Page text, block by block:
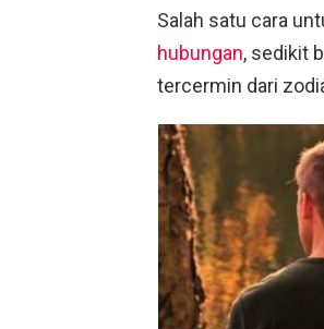
Salah satu cara
hubungan, sedikit
tercermin dari